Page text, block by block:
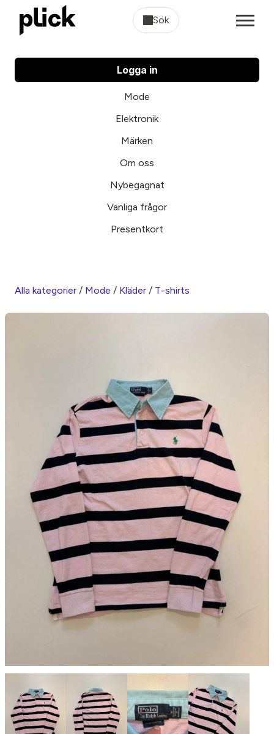
Sök
Logga in
Mode
Elektronik
Märken
Om oss
Nybegagnat
Vanliga frågor
Presentkort
Alla kategorier / Mode / Kläder / T-shirts